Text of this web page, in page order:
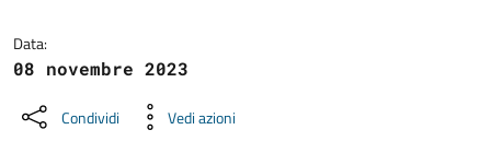
Data:
08 novembre 2023
Condividi Vedi azioni